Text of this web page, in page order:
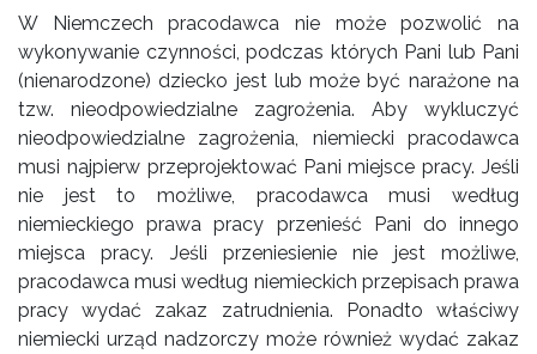
W Niemczech pracodawca nie może pozwolić na
wykonywanie czynności, podczas których Pani lub Pani
(nienarodzone) dziecko jest lub może być narażone na
tzw. nieodpowiedzialne zagrożenia. Aby wykluczyć
nieodpowiedzialne zagrożenia, niemiecki pracodawca
musi najpierw przeprojektować Pani miejsce pracy. Jeśli
nie jest to możliwe, pracodawca musi według
niemieckiego prawa pracy przenieść Pani do innego
miejsca pracy. Jeśli przeniesienie nie jest możliwe,
pracodawca musi według niemieckich przepisach prawa
pracy wydać zakaz zatrudnienia. Ponadto właściwy
niemiecki urząd nadzorczy może również wydać zakaz